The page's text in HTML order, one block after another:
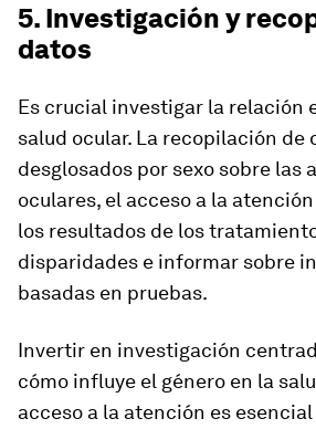
5. Investigación y
datos
Es crucial investigar la relación
salud ocular. La recopilación de
desglosados por sexo sobre las
oculares, el acceso a la
los resultados de los
disparidades e informar sobre
basadas en pruebas.
Invertir en investigación
cómo influye el género en la
acceso a la atención es